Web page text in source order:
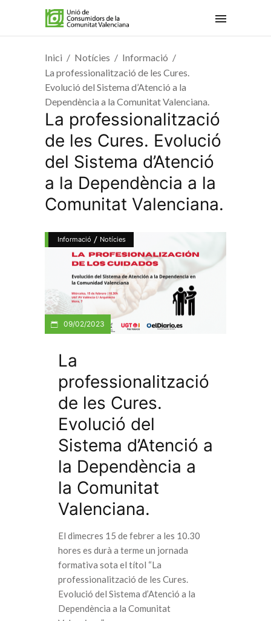
Inici Notícies
Informació
La professionalització de les Cures.
Evolució del Sistema d’Atenció a la
Dependència a la Comunitat Valenciana.
La professionalització
de les Cures. Evolució
del Sistema d’Atenció
a la Dependència a la
Comunitat Valenciana.
Informació / Notícies
09/02/2023
La
professionalització
de les Cures.
Evolució del
Sistema d’Atenció a
la Dependència a
la Comunitat
Valenciana.
El dimecres 15 de febrer a les 10.30
hores es durà a terme un jornada
formativa sota el títol “La
professionalització de les Cures.
Evolució del Sistema d’Atenció a la
Dependència a la Comunitat